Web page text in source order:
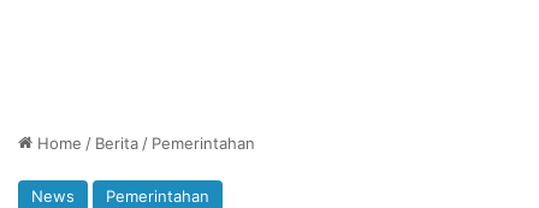
Home / Berita / Pemerintahan
News Pemerintahan